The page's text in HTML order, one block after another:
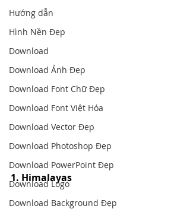
Hướng dẫn
Hình Nền Đẹp
Download
Download Ảnh Đẹp
Download Font Chữ Đẹp
Download Font Việt Hóa
Download Vector Đẹp
Download Photoshop Đẹp
Download PowerPoint Đẹp
Download Logo
Download Background Đẹp
1. Himalayas